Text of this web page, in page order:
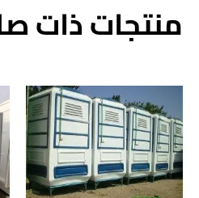
منتجات ذات